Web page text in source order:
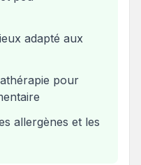
adapté aux
pour
allergènes et les